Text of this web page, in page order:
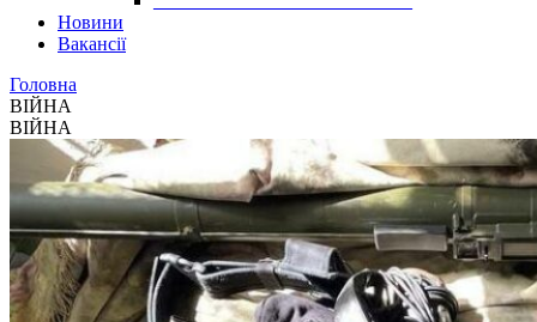
Новини
Вакансії
Головна
ВІЙНА
ВІЙНА